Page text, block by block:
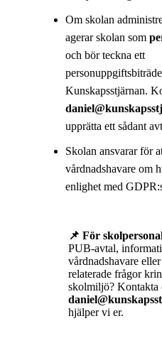
Om skolan
agerar skolan som
och bör teckna ett
Kunskapsstjärnan.
upprätta ett sådant
Skolan ansvarar för
vårdnadshavare om
enlighet med
📌 För
PUB-avtal,
vårdnadshavare
relaterade frågor
skolmiljö? Kontakta
hjälper vi er.